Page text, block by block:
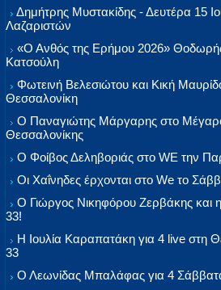
Δημήτρης Μυστακίδης - Δευτέρα 15
Λαζαριστών
«Ο Ανθός της Ερήμου 2026»
Κατσούλη
Φωτεινή Βελεσιώτου και Κική
Θεσσαλονίκη
Ο Παναγιώτης Μάργαρης στο
Θεσσαλονίκης
Ο Φοίβος Δεληβοριάς στο WE την
Οι Χαΐνηδες έρχονται στο We το
Ο Γιώργος Νικηφόρου Ζερβάκης και
33!
Η Ιουλία Καραπατάκη για 4 live στη
33
Ο Λεωνίδας Μπαλάφας για 4